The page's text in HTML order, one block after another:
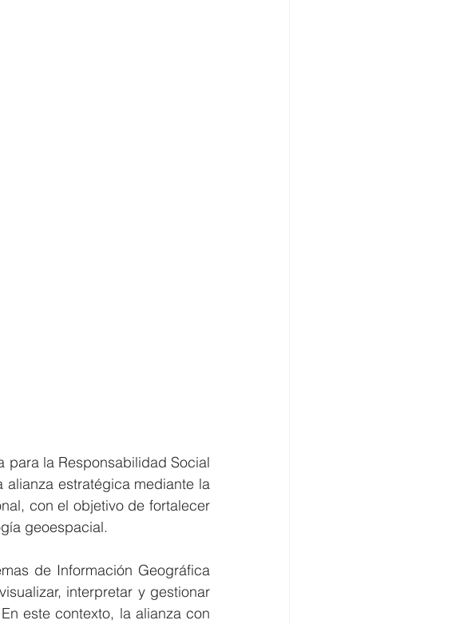
para la Responsabilidad Social
alianza estratégica mediante la
con el objetivo de fortalecer
geoespacial.
de Información Geográfica
interpretar y gestionar
este contexto, la alianza con